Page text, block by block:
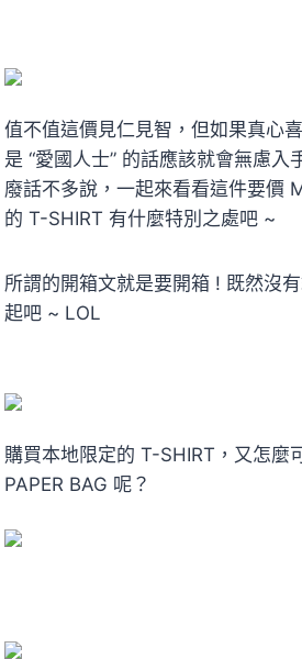
值不值這價見仁見智，但如果真心
是 “愛國人士” 的話應該就會無慮入
廢話不多說，一起來看看這件要價
的 T-SHIRT 有什麼特別之處吧 ~
所謂的開箱文就是要開箱 ! 既然沒
起吧 ~ LOL
購買本地限定的 T-SHIRT，又怎麼
PAPER BAG 呢？